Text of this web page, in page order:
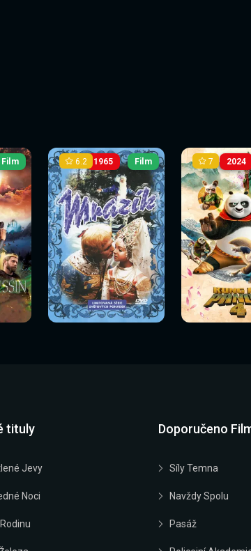
Film 1965
Sledovat
nyní
6.2 Film
Sledovat nyní
2024
Sledovat
nyní
7
Sledovat
tituly
Jevy
Noci
Doporučeno
Síly Temna
Navždy Spolu
Pasáž